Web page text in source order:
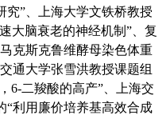
究”、上海大学文铁桥教授
大脑衰老的神经机制 ”、复
马克斯克鲁维酵母染色体重
通大学张雪洪教授课题组
， 6-二羧酸的高产”、上海交
“利用廉价培养基高效合成